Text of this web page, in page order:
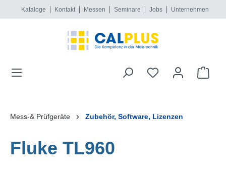
springen
Kataloge Kontakt Messen Seminare Jobs Unternehmen
Mess-& Prüfgeräte Zubehör, Software, Lizenzen
Fluke TL960